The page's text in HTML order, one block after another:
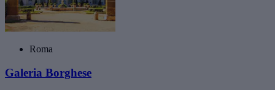
Roma
Galeria Borghese